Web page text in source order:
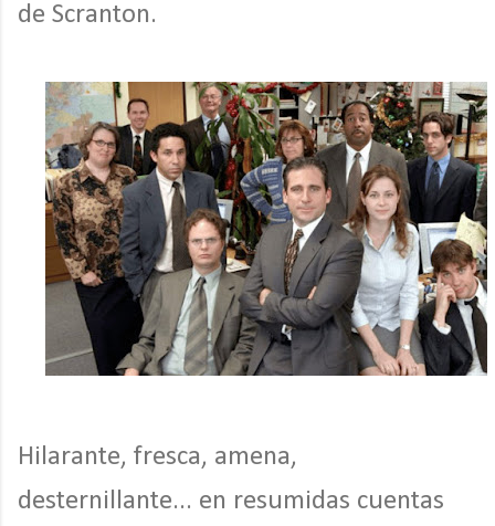
de Scranton.
Hilarante, fresca, amena,
desternillante... en resumidas cuentas